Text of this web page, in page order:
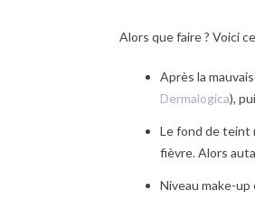
Alors que faire ? Voici
Après la
Dermalogica),
Le fond de teint
fièvre. Alors
Niveau make-